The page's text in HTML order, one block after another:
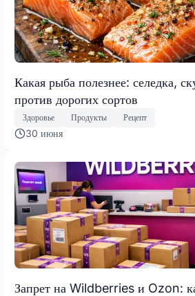
Какая рыба полезнее: селедка,
против дорогих сортов
Здоровье Продукты Рецепт
30 июня
Запрет на Wildberries и Ozon: